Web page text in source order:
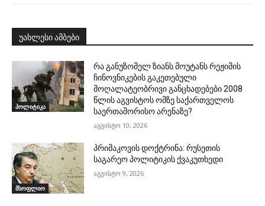
უახლესი ამბები
პოლიტიკა
რა განუზომელ ზიანს მოუტანს რეჟიმის
ჩინოვნიკების გაკეთებული
მოღალატეობრივი განცხადებები 2008
წლის აგვისტოს ომზე საქართველოს
საერთაშორისო არენაზე?
აგვისტო 10, 2026
მსოფლიო
პრიმაკოვის დოქტრინა: რუსეთის
საგარეო პოლიტიკის ქვაკუთხედი
აგვისტო 9, 2026